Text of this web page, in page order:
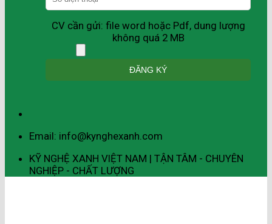
CV cần gửi: file word hoặc Pdf, dung lượng
không quá 2 MB
Email: info@kynghexanh.com
KỸ NGHỆ XANH VIỆT NAM | TẬN TÂM - CHUYÊN
NGHIỆP - CHẤT LƯỢNG